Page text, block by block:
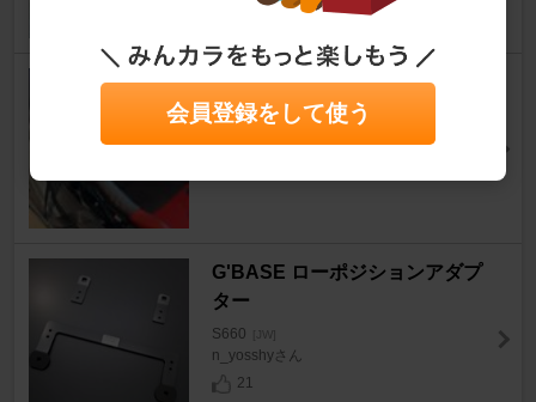
BRIDE ZIEG Ⅳ
S660 [JW]
G'BASE ローポジションアダプ
ター
S660 [JW]
n_yosshyさん
21
会員登録をして使う